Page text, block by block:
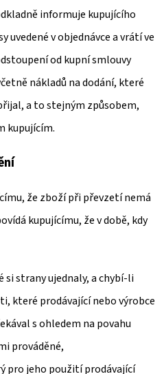
informuje kupujícího
uvedené v objednávce a vrátí ve
od kupní smlouvy
nákladů na dodání, které
a to stejným způsobem,
kupujícím.
že zboží při převzetí nemá
kupujícímu, že v době, kdy
strany ujednaly, a chybí-li
které prodávající nebo výrobce
s ohledem na povahu
prováděné,
pro jeho použití prodávající